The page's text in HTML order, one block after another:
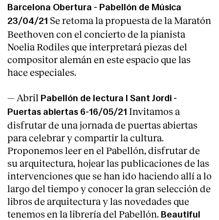
Barcelona Obertura - Pabellón de Música
23/04/21 Se retoma la propuesta de la Maratón
Beethoven con el concierto de la pianista
Noelia Rodiles que interpretará piezas del
compositor alemán en este espacio que las
hace especiales.
— Abril Pabellón de lectura I Sant Jordi -
Puertas abiertas 6-16/05/21 Invitamos a
disfrutar de una jornada de puertas abiertas
para celebrar y compartir la cultura.
Proponemos leer en el Pabellón, disfrutar de
su arquitectura, hojear las publicaciones de las
intervenciones que se han ido haciendo allí a lo
largo del tiempo y conocer la gran selección de
libros de arquitectura y las novedades que
tenemos en la librería del Pabellón. Beautiful